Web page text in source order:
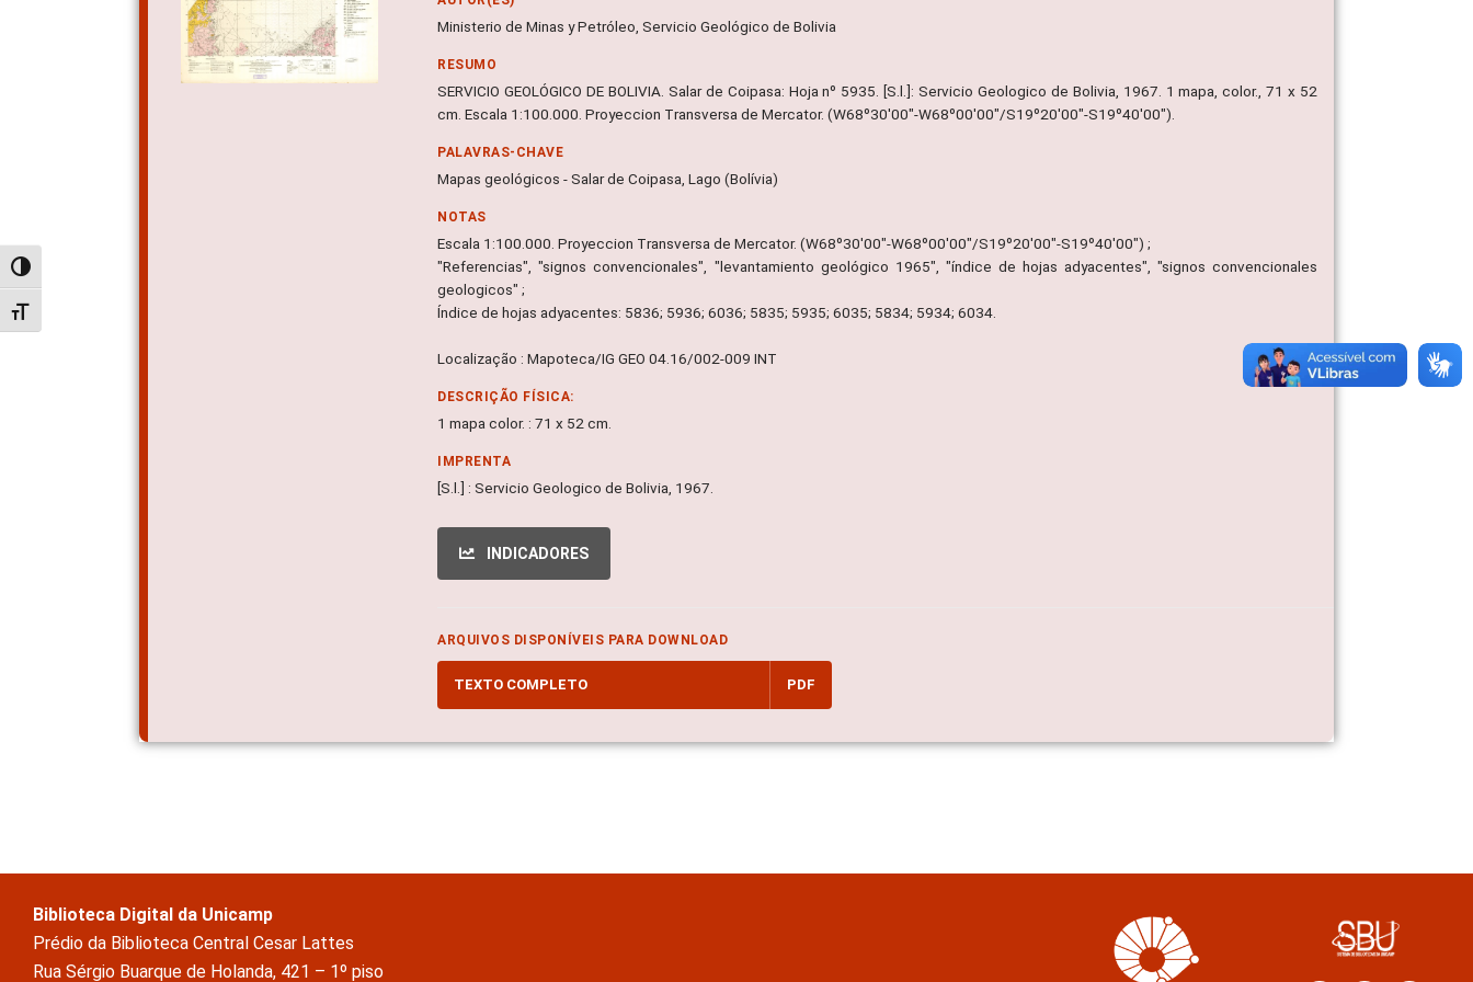
Alternar alto contraste
Alternar tamanho da fonte
Ministerio de Minas y Petróleo, Servicio Geológico de Bolivia
RESUMO
SERVICIO GEOLÓGICO DE BOLIVIA. Salar de Coipasa: Hoja nº 5935. [S.l.]: Servicio Geologico de Bolivia, 1967. 1 mapa, color., 71 x 52
cm. Escala 1:100.000. Proyeccion Transversa de Mercator. (W68º30'00"-W68º00'00"/S19º20'00"-S19º40'00").
PALAVRAS-CHAVE
Mapas geológicos - Salar de Coipasa, Lago (Bolívia)
NOTAS
Escala 1:100.000. Proyeccion Transversa de Mercator. (W68º30'00"-W68º00'00"/S19º20'00"-S19º40'00") ;
"Referencias", "signos convencionales", "levantamiento geológico 1965", "índice de hojas adyacentes", "signos convencionales
geologicos" ;
Índice de hojas adyacentes: 5836; 5936; 6036; 5835; 5935; 6035; 5834; 5934; 6034.
Localização : Mapoteca/IG GEO 04.16/002-009 INT
DESCRIÇÃO FÍSICA:
1 mapa color. : 71 x 52 cm.
IMPRENTA
[S.l.] : Servicio Geologico de Bolivia, 1967.
INDICADORES
ARQUIVOS DISPONÍVEIS PARA DOWNLOAD
TEXTO COMPLETO PDF
Biblioteca Digital da Unicamp
Prédio da Biblioteca Central Cesar Lattes
Rua Sérgio Buarque de Holanda, 421 – 1º piso